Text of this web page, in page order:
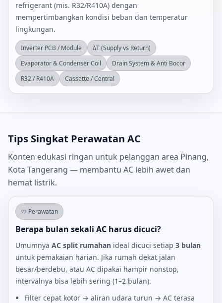
refrigerant (mis. R32/R410A) dengan
mempertimbangkan kondisi beban dan temperatur
lingkungan.
Inverter PCB / Module
ΔT (Supply vs Return)
Evaporator & Condenser Coil
Drain System & Anti Bocor
R32 / R410A
Cassette / Central
Tips Singkat Perawatan AC
Konten edukasi ringan untuk pelanggan area Pinang,
Kota Tangerang — membantu AC lebih awet dan
hemat listrik.
🧼 Perawatan
Berapa bulan sekali AC harus dicuci?
Umumnya AC split rumahan ideal dicuci setiap 3 bulan
untuk pemakaian harian. Jika rumah dekat jalan
besar/berdebu, atau AC dipakai hampir nonstop,
intervalnya bisa lebih sering (1–2 bulan).
Filter cepat kotor → aliran udara turun → AC terasa